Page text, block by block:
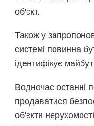
об'єкт.
Також у
системі повинна
ідентифікує
Водночас останні
продаватися
об'єкти